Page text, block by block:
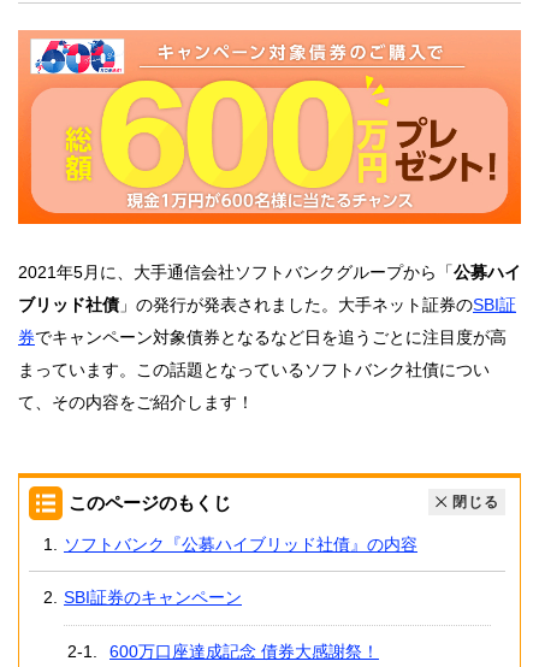
2021年5月に、大手通信会社ソフトバンクグループから「公募ハイ
ブリッド社債 」の発行が発表されました。大手ネット証券のSBI証
券でキャンペーン対象債券となるなど日を追うごとに注目度が高
まっています。この話題となっているソフトバンク社債につい
て、その内容をご紹介します！
このページのもくじ 閉じる
ソフトバンク『公募ハイブリッド社債』の内容
SBI証券のキャンペーン
600万口座達成記念 債券大感謝祭！